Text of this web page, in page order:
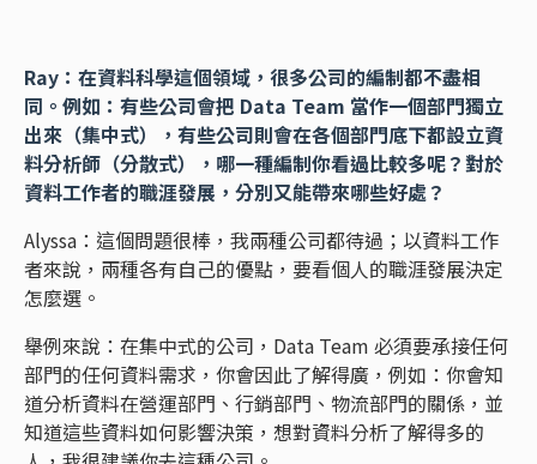
Ray：在資料科學這個領域，很多公司的編制都不盡相
同。例如：有些公司會把 Data Team 當作一個部門獨立
出來（集中式），有些公司則會在各個部門底下都設立資
料分析師（分散式），哪一種編制你看過比較多呢？對於
資料工作者的職涯發展，分別又能帶來哪些好處？
Alyssa：這個問題很棒，我兩種公司都待過；以資料工作
者來說，兩種各有自己的優點，要看個人的職涯發展決定
怎麼選。
舉例來說：在集中式的公司，Data Team 必須要承接任何
部門的任何資料需求，你會因此了解得廣，例如：你會知
道分析資料在營運部門、行銷部門、物流部門的關係，並
知道這些資料如何影響決策，想對資料分析了解得多的